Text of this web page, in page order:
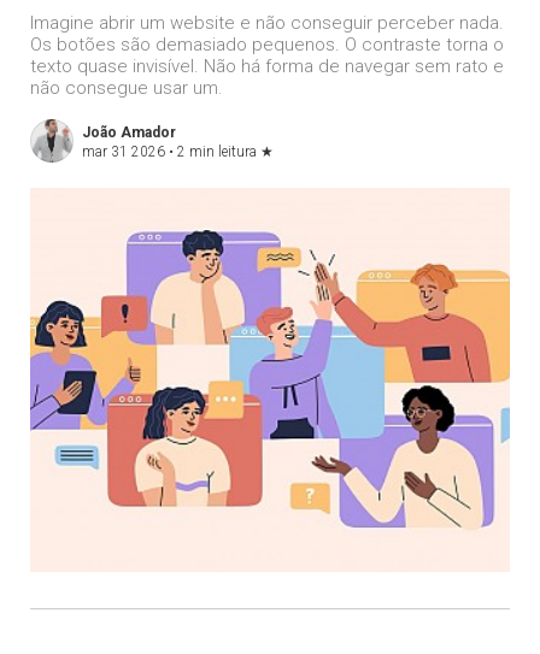
Imagine abrir um website e não conseguir perceber nada.
Os botões são demasiado pequenos. O contraste torna o
texto quase invisível. Não há forma de navegar sem rato e
não consegue usar um.
João Amador
mar 31 2026 • 2 min leitura ★